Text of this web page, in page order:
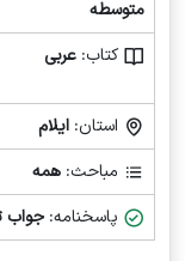
متوسطه
کتاب: عربی
استان: ایلام
مباحث: همه
پاسخنامه: جواب